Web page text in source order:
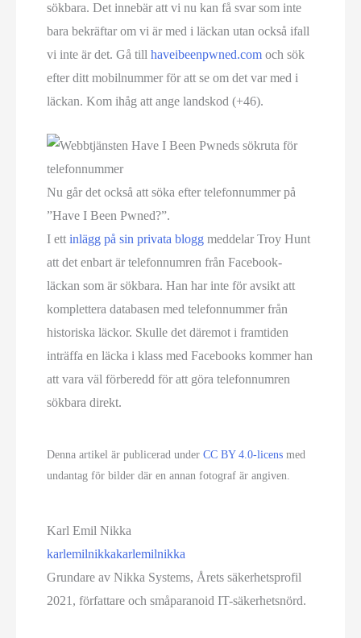
sökbara. Det innebär att vi nu kan få svar som inte
bara bekräftar om vi är med i läckan utan också ifall
vi inte är det. Gå tillhaveibeenpwned.com och sök
efter ditt mobilnummer för att se om det var med i
läckan. Kom ihåg att ange landskod (+46).
Nu går det också att söka efter telefonnummer på
”Have I Been Pwned?”.
I ettinlägg på sin privata blogg meddelar Troy Hunt
att det enbart är telefonnumren från Facebook-
läckan som är sökbara. Han har inte för avsikt att
komplettera databasen med telefonnummer från
historiska läckor. Skulle det däremot i framtiden
inträffa en läcka i klass med Facebooks kommer han
att vara väl förberedd för att göra telefonnumren
sökbara direkt.
Denna artikel är publicerad underCC BY 4.0-licens med
undantag för bilder där en annan fotograf är angiven.
Karl Emil Nikka
karlemilnikkakarlemilnikka
Grundare av Nikka Systems, Årets säkerhetsprofil
2021, författare och småparanoid IT-säkerhetsnörd.